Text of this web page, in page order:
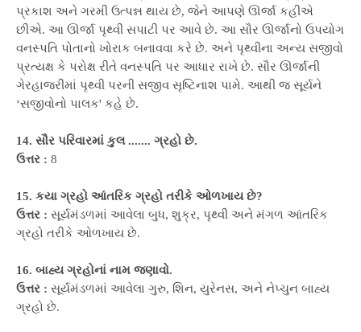
પ્રકાશ અને ગરમી ઉત્પન્ન થાય છે, જેને આપણે ઊર્જા કહીએ
છીએ. આ ઊર્જા પૃથ્વી સપાટી પર આવે છે. આ સૌર ઊર્જાનો ઉપયોગ
વનસ્પતિ પોતાનો ખોરાક બનાવવા કરે છે. અને પૃથ્વીના અન્ય સજીવો
પ્રત્યક્ષ કે પરોક્ષ રીતે વનસ્પતિ પર આધાર રાખે છે. સૌર ઊર્જાની
ગેરહાજરીમાં પૃથ્વી પરની સજીવ સૃષ્ટિનાશ પામે. આથી જ સૂર્યને
‘સજીવોનો પાલક' કહે છે.
14. સૌર પરિવારમાં કુલ ....... ગ્રહો છે.
ઉત્તર : 8
15. કયા ગ્રહો આંતરિક ગ્રહો તરીકે ઓળખાય છે?
ઉત્તર : સૂર્યમંડળમાં આવેલા બુધ, શુક્ર, પૃથ્વી અને મંગળ આંતરિક
ગ્રહો તરીકે ઓળખાય છે.
16. બાહ્ય ગ્રહોનાં નામ જણાવો.
ઉત્તર : સૂર્યમંડળમાં આવેલા ગુરુ, શિન, યુરેનસ, અને નેપ્ચુન બાહ્ય
ગ્રહો છે.